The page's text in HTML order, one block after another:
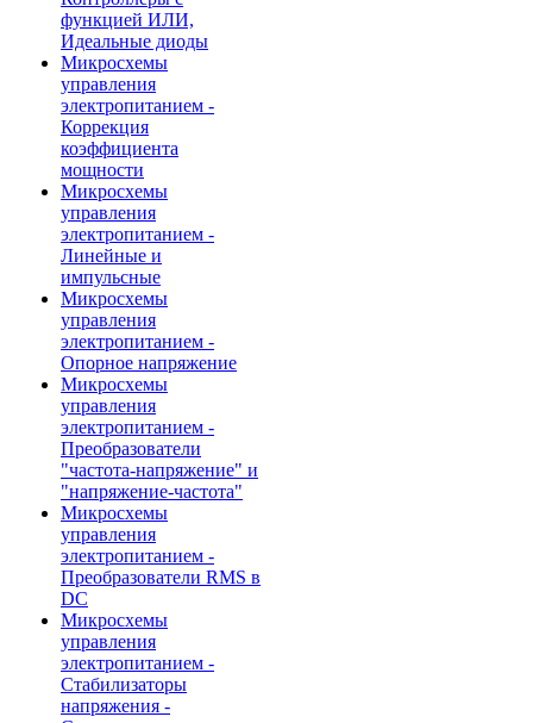
функцией ИЛИ,
Идеальные диоды
Микросхемы
управления
электропитанием -
Коррекция
коэффициента
мощности
Микросхемы
управления
электропитанием -
Линейные и
импульсные
Микросхемы
управления
электропитанием -
Опорное напряжение
Микросхемы
управления
электропитанием -
Преобразователи
"частота-напряжение" и
"напряжение-частота"
Микросхемы
управления
электропитанием -
Преобразователи RMS в
DC
Микросхемы
управления
электропитанием -
Стабилизаторы
напряжения -